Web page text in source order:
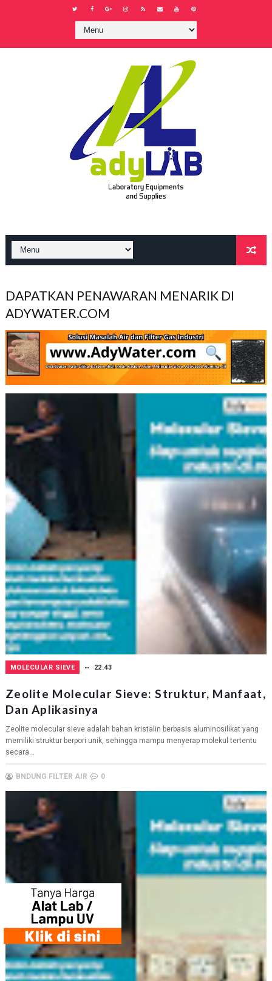
DAPATKAN PENAWARAN MENARIK DI
ADYWATER.COM
MOLECULAR SIEVE 22.43
Zeolite Molecular Sieve: Struktur, Manfaat,
Dan Aplikasinya
Zeolite molecular sieve adalah bahan kristalin berbasis aluminosilikat yang
memiliki struktur berpori unik, sehingga mampu menyerap molekul tertentu
secara...
BNDUNG FILTER AIR 0